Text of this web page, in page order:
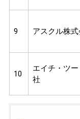
9 アスクル株式
10
エイチ・ツ
社